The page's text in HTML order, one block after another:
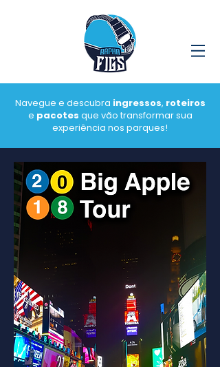
Navegue e descubra ingressos, roteiros
e pacotes que vão transformar sua
experiência nos parques!